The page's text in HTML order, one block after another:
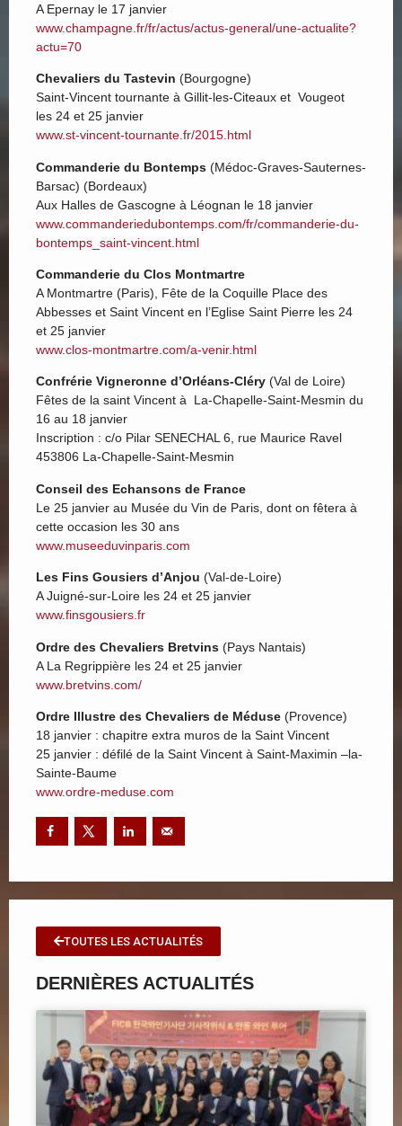
A Epernay le 17 janvier
www.champagne.fr/fr/actus/actus-general/une-actualite?
actu=70
Chevaliers du Tastevin (Bourgogne)
Saint-Vincent tournante à Gillit-les-Citeaux et Vougeot
les 24 et 25 janvier
www.st-vincent-tournante.fr/2015.html
Commanderie du Bontemps (Médoc-Graves-Sauternes-
Barsac) (Bordeaux)
Aux Halles de Gascogne à Léognan le 18 janvier
www.commanderiedubontemps.com/fr/commanderie-du-
bontemps_saint-vincent.html
Commanderie du Clos Montmartre
A Montmartre (Paris), Fête de la Coquille Place des
Abbesses et Saint Vincent en l’Eglise Saint Pierre les 24
et 25 janvier
www.clos-montmartre.com/a-venir.html
Confrérie Vigneronne d’Orléans-Cléry (Val de Loire)
Fêtes de la saint Vincent à La-Chapelle-Saint-Mesmin du
16 au 18 janvier
Inscription : c/o Pilar SENECHAL 6, rue Maurice Ravel
453806 La-Chapelle-Saint-Mesmin
Conseil des Echansons de France
Le 25 janvier au Musée du Vin de Paris, dont on fêtera à
cette occasion les 30 ans
www.museeduvinparis.com
Les Fins Gousiers d’Anjou (Val-de-Loire)
A Juigné-sur-Loire les 24 et 25 janvier
www.finsgousiers.fr
Ordre des Chevaliers Bretvins (Pays Nantais)
A La Regrippière les 24 et 25 janvier
www.bretvins.com/
Ordre Illustre des Chevaliers de Méduse (Provence)
18 janvier : chapitre extra muros de la Saint Vincent
25 janvier : défilé de la Saint Vincent à Saint-Maximin –la-
Sainte-Baume
www.ordre-meduse.com
TOUTES LES ACTUALITÉS
DERNIÈRES ACTUALITÉS